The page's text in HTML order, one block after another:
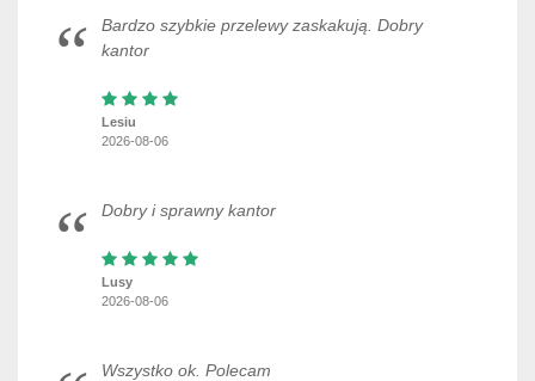
Bardzo szybkie przelewy zaskakują. Dobry
kantor
Lesiu
2026-08-06
Dobry i sprawny kantor
Lusy
2026-08-06
Wszystko ok. Polecam